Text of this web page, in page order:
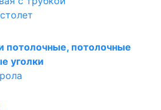
потолочные, потолочные
уголки